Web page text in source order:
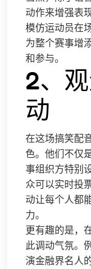
动作来增强表
模仿运动员在
为整个赛事增
和参与。
2、
动
在这场搞笑配
色。他们不仅
事组织方特别
众可以实时投
动让每个人都
力。
更有趣的是，
此调动气氛。
演金融界名人